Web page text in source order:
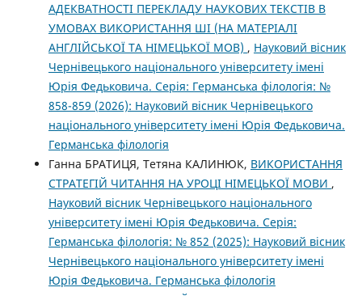
АДЕКВАТНОСТІ ПЕРЕКЛАДУ НАУКОВИХ ТЕКСТІВ В
УМОВАХ ВИКОРИСТАННЯ ШІ (НА МАТЕРІАЛІ
АНГЛІЙСЬКОЇ ТА НІМЕЦЬКОЇ МОВ) , Науковий вісник
Чернівецького національного університету імені
Юрія Федьковича. Серія: Германська філологія: №
858-859 (2026): Науковий вісник Чернівецького
національного університету імені Юрія Федьковича.
Германська філологія
Ганна БРАТИЦЯ, Тетяна КАЛИНЮК, ВИКОРИСТАННЯ
СТРАТЕГІЙ ЧИТАННЯ НА УРОЦІ НІМЕЦЬКОЇ МОВИ ,
Науковий вісник Чернівецького національного
університету імені Юрія Федьковича. Серія:
Германська філологія: № 852 (2025): Науковий вісник
Чернівецького національного університету імені
Юрія Федьковича. Германська філологія